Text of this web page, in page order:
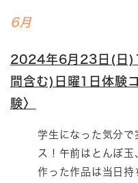
6月
2024年6月23日(日
間含む)日曜1日体験
験〉
学生になった気分
ス！午前はとんぼ玉
作った作品は当日持